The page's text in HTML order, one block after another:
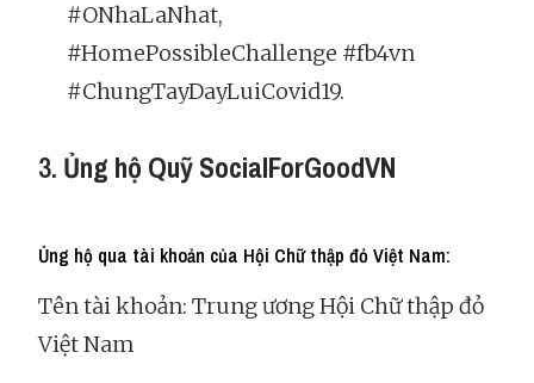
#ONhaLaNhat,
#HomePossibleChallenge #fb4vn
#ChungTayDayLuiCovid19.
3. Ủng hộ Quỹ SocialForGoodVN
Ủng hộ qua tài khoản của Hội Chữ thập đỏ Việt Nam:
Tên tài khoản: Trung ương Hội Chữ thập đỏ
Việt Nam